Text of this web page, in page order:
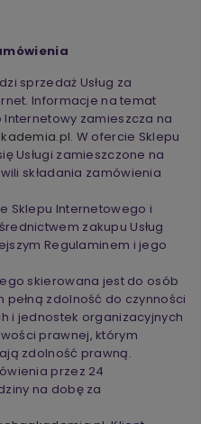
sprzedaż Usług za
Informacje na temat
Internetowy zamieszcza na
W ofercie Sklepu
Usługi zamieszczone na
składania zamówienia
Sklepu Internetowego i
zakupu Usług
Regulaminem i jego
skierowana jest do osób
zdolność do czynności
i jednostek organizacyjnych
prawnej, którym
zdolność prawną.
przez 24
na dobę za